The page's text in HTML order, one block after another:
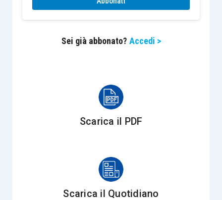
diviene esente da Iva salva l’opzione per
l’imponibilità, mentre in tutti gli altri casi
l’operazione è esente senza alcuna possibilità
cessioni di immobili abitativi da
parte delle imprese si rende applicabile il
principio di alternatività Iva-registro
Sei già abbonato? Accedi >
Scarica il PDF
Scarica il Quotidiano